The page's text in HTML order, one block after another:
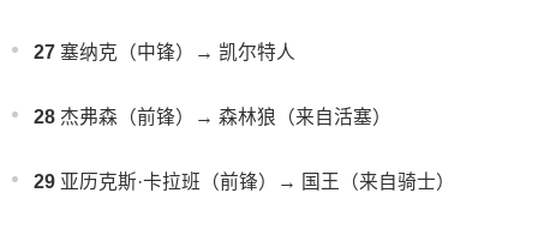
27 塞纳克（中锋）→ 凯尔特人
28 杰弗森（前锋）→ 森林狼（来自活塞）
29 亚历克斯·卡拉班（前锋）→ 国王（来自骑士）